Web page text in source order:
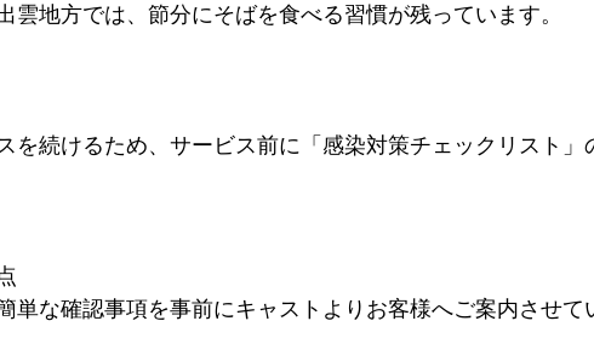
雲地方では、節分にそばを食べる習慣が残っています。
続けるため、サービス前に﻿「感染対策チェックリスト」﻿
単な確認事項を事前にキャストよりお客様へご案内させて